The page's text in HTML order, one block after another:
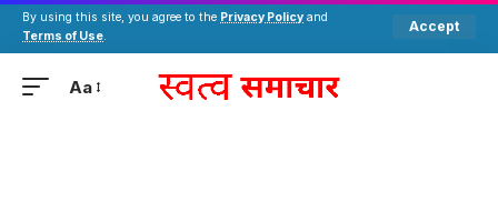
By using this site, you agree to the Privacy Policy and
Terms of Use.
Accept
Aa